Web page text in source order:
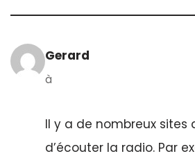
Gerard
à
Il y a de nombreux
d’écouter la radio. Par